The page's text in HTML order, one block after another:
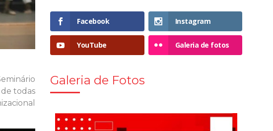
todas
Facebook Instagram
YouTube Galeria de fotos
Galeria de Fotos